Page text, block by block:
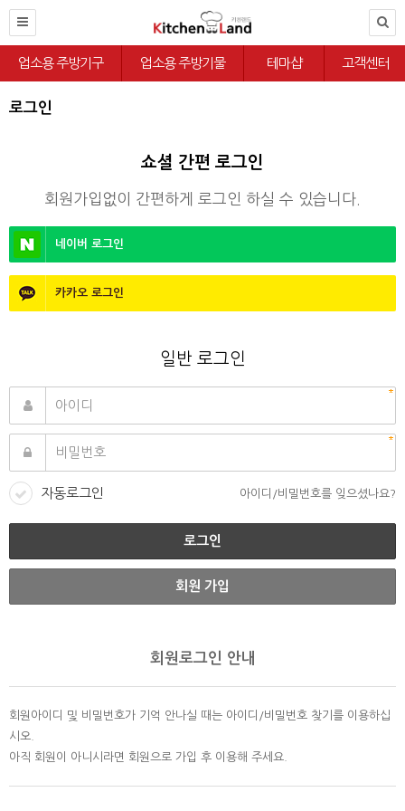
업소용 주방기구 업소용 주방기물 테마샵 고객센터
로그인
쇼셜 간편 로그인
회원가입없이 간편하게 로그인 하실 수 있습니다.
네이버 로그인
카카오 로그인
일반 로그인
자동로그인 아이디/비밀번호를 잊으셨나요?
회원 가입
회원로그인 안내
회원아이디 및 비밀번호가 기억 안나실 때는 아이디/비밀번호 찾기를 이용하십
시오.
아직 회원이 아니시라면 회원으로 가입 후 이용해 주세요.